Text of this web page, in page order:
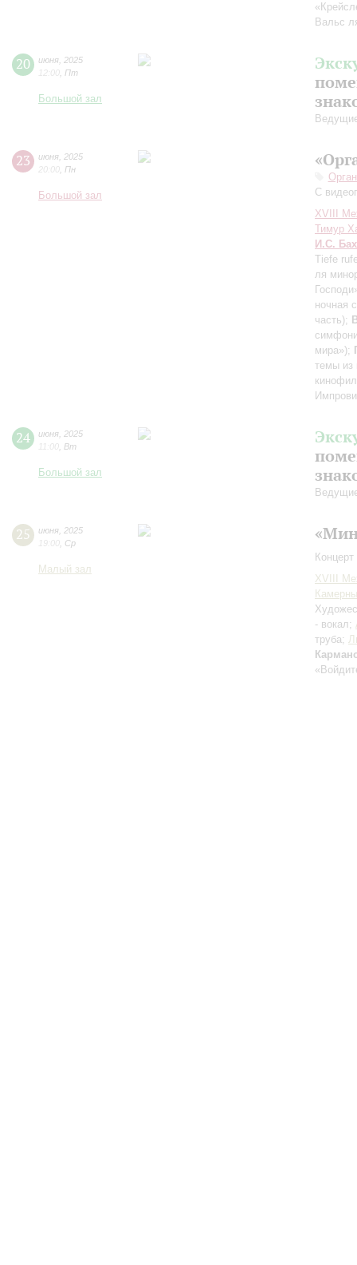
Вальс
20 июня 2025
12:00 Пт
Большой зал
23 июня 2025
20:00 Пн
Большой зал
С
XVIII
Тимур
И.С. Бах
Tiefe
ля
ночная
часть);
мира»);
темы из
24 июня 2025
11:00 Вт
Большой зал
25 июня 2025
19:00 Ср
Малый зал
XVIII
- вокал;
труба;